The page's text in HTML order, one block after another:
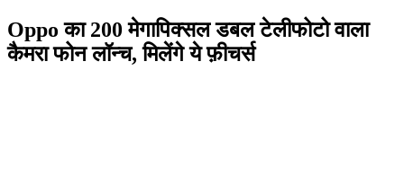
Oppo का 200 मेगापिक्सल डबल टेलीफोटो वाला
कैमरा फोन लॉन्च, मिलेंगे ये फ़ीचर्स